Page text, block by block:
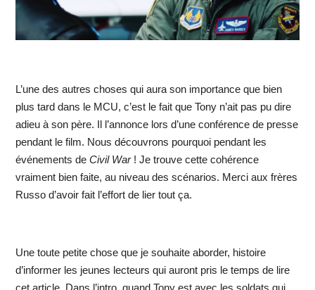
L’une des autres choses qui aura son importance que bien
plus tard dans le MCU, c’est le fait que Tony n’ait pas pu dire
adieu à son père. Il l’annonce lors d’une conférence de presse
pendant le film. Nous découvrons pourquoi pendant les
événements de Civil War! Je trouve cette cohérence
vraiment bien faite, au niveau des scénarios. Merci aux frères
Russo d’avoir fait l’effort de lier tout ça.
Une toute petite chose que je souhaite aborder, histoire
d’informer les jeunes lecteurs qui auront pris le temps de lire
cet article. Dans l’intro, quand Tony est avec les soldats qui